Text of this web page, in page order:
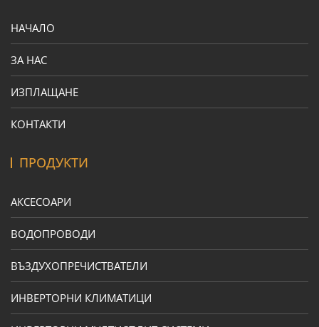
НАЧАЛО
ЗА НАС
ИЗПЛАЩАНЕ
КОНТАКТИ
ПРОДУКТИ
АКСЕСОАРИ
ВОДОПРОВОДИ
ВЪЗДУХОПРЕЧИСТВАТЕЛИ
ИНВЕРТОРНИ КЛИМАТИЦИ